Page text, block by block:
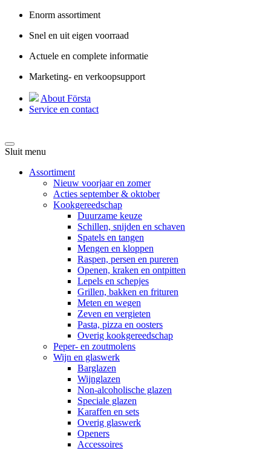
Enorm assortiment
Snel en uit eigen voorraad
Actuele en complete informatie
Marketing- en verkoopsupport
About Första
Service en contact
Sluit menu
Assortiment
Nieuw voorjaar en zomer
Acties september & oktober
Kookgereedschap
Duurzame keuze
Schillen, snijden en schaven
Spatels en tangen
Mengen en kloppen
Raspen, persen en pureren
Openen, kraken en ontpitten
Lepels en schepjes
Grillen, bakken en frituren
Meten en wegen
Zeven en vergieten
Pasta, pizza en oosters
Overig kookgereedschap
Peper- en zoutmolens
Wijn en glaswerk
Barglazen
Wijnglazen
Non-alcoholische glazen
Speciale glazen
Karaffen en sets
Overig glaswerk
Openers
Accessoires